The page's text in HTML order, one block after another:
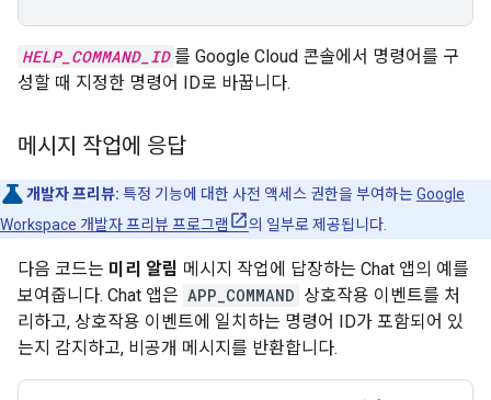
HELP_COMMAND_ID 를 Google Cloud 콘솔에서 명령어를 구
성할 때 지정한 명령어 ID로 바꿉니다.
메시지 작업에 응답
개발자 프리뷰: 특정 기능에 대한 사전 액세스 권한을 부여하는Google
Workspace 개발자 프리뷰 프로그램
의 일부로 제공됩니다.
다음 코드는 미리 알림 메시지 작업에 답장하는 Chat 앱의 예를
보여줍니다. Chat 앱은 APP_COMMAND 상호작용 이벤트를 처
리하고, 상호작용 이벤트에 일치하는 명령어 ID가 포함되어 있
는지 감지하고, 비공개 메시지를 반환합니다.